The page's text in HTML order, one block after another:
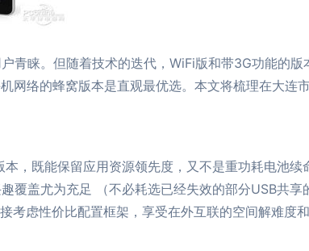
青睐。但随着技术的迭代，WiFi版和带3G功能的版
网络的蜂窝版本是直观最优选。本文将梳理在大连
，既能保留应用资源领先度，又不是重功耗电池续
覆盖尤为充足 （不必耗选已经失效的部分USB共享
考虑性价比配置框架，享受在外互联的空间解难度